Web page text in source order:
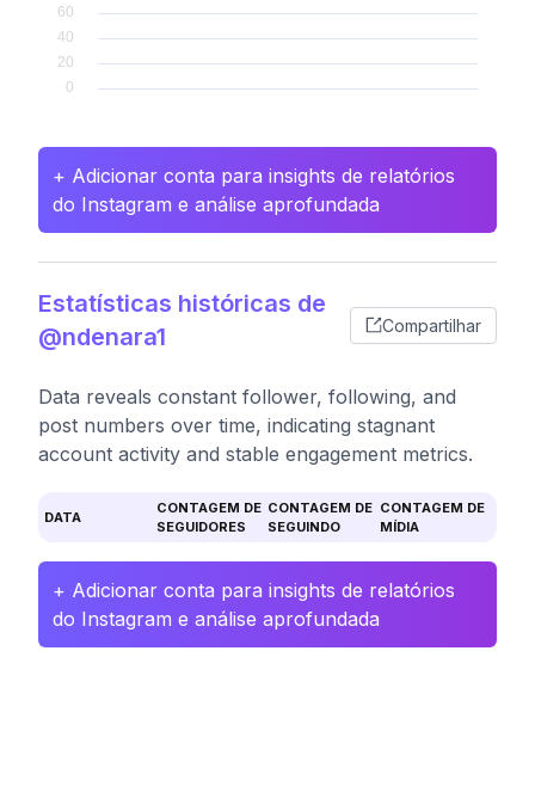
+ Adicionar conta para insights de relatórios
do Instagram e análise aprofundada
Estatísticas históricas de
@ndenara1
Compartilhar
Data reveals constant follower, following, and
post numbers over time, indicating stagnant
account activity and stable engagement metrics.
DATA
CONTAGEM DE
SEGUIDORES
CONTAGEM DE
SEGUINDO
CONTAGEM DE
MÍDIA
+ Adicionar conta para insights de relatórios
do Instagram e análise aprofundada